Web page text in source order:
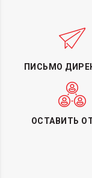
ПИСЬМО
ОСТАВИТЬ